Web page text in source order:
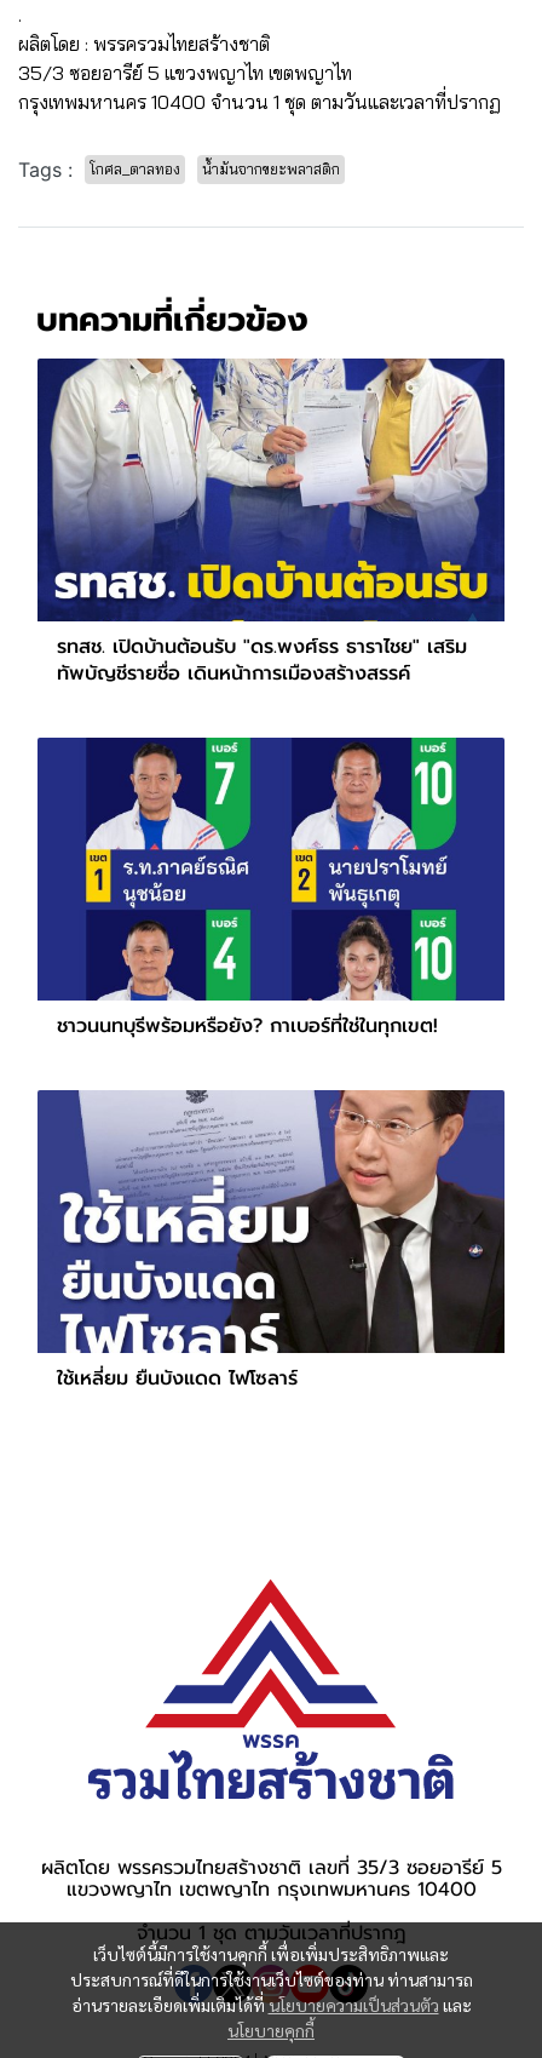
.
ผลิตโดย : พรรครวมไทยสร้างชาติ
35/3 ซอยอารีย์ 5 แขวงพญาไท เขตพญาไท
กรุงเทพมหานคร 10400 จำนวน 1 ชุด ตามวันและเวลาที่ปรากฏ
Tags : โกศล_ตาลทอง น้ำมันจากขยะพลาสติก
บทความที่เกี่ยวข้อง
รทสช. เปิดบ้านต้อนรับ "ดร.พงศ์ธร ธาราไชย" เสริม
ทัพบัญชีรายชื่อ เดินหน้าการเมืองสร้างสรรค์
ชาวนนทบุรีพร้อมหรือยัง? กาเบอร์ที่ใช่ในทุกเขต!
ใช้เหลี่ยม ยืนบังแดด ไฟโซลาร์
เว็บไซต์นี้มีการใช้งานคุกกี้ เพื่อเพิ่มประสิทธิภาพและ
ประสบการณ์ที่ดีในการใช้งานเว็บไซต์ของท่าน ท่านสามารถ
อ่านรายละเอียดเพิ่มเติมได้ที่นโยบายความเป็นส่วนตัว และ
นโยบายคุกกี้
ผลิตโดย พรรครวมไทยสร้างชาติ เลขที่ 35/3 ซอยอารีย์ 5
แขวงพญาไท เขตพญาไท กรุงเทพมหานคร 10400
จำนวน 1 ชุด ตามวันเวลาที่ปรากฎ